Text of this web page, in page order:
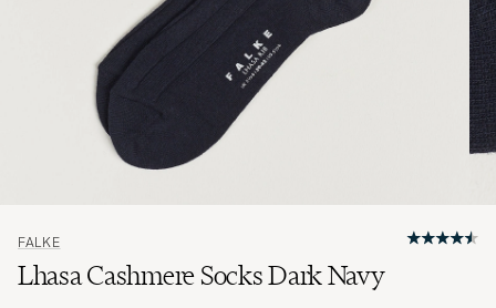
FALKE
Lhasa Cashmere Socks Dark Navy